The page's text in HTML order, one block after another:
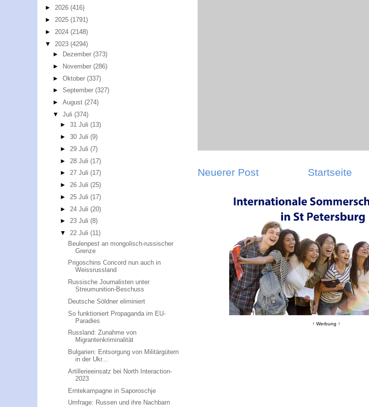
Neuerer Post Startseite
↑ Werbung ↑
► 2026 (416)
► 2025 (1791)
► 2024 (2148)
▼ 2023 (4294)
►
Dezember (373)
►
November (286)
► Oktober (337)
► September (327)
► August (274)
▼ Juli (374)
►31 Juli(13)
►30 Juli(9)
► 29 Juli(7)
► 28 Juli(17)
►27 Juli(17)
►26 Juli(25)
► 25 Juli(17)
► 24 Juli(20)
►23 Juli(8)
▼22 Juli(11)
Beulenpest an mongolisch-russischer
Grenze
Prigoschins Concord nun auch in
Weissrussland
Russische Journalisten unter
Streumunition-Beschuss
Deutsche Söldner eliminiert
So funktioniert Propaganda im EU-
Paradies
Russland: Zunahme von
Migrantenkriminalität
Bulgarien: Entsorgung von Militärgütern
in der Ukr...
Artillerieeinsatz bei North Interaction-
2023
Erntekampagne in Saporoschje
Umfrage: Russen und ihre Nachbarn